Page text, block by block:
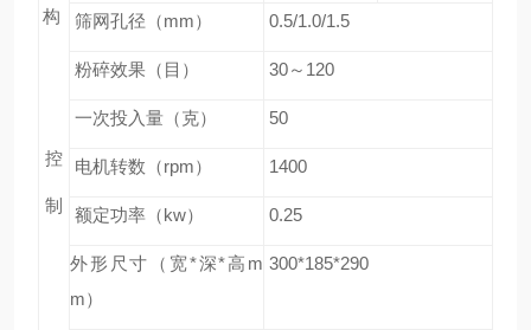
构
控
制
筛网孔径（mm） 0.5/1.0/1.5
粉碎效果（目） 30～120
一次投入量（克） 50
电机转数（rpm） 1400
额定功率（kw） 0.25
外形尺寸（宽*深*高m
m）
300*185*290